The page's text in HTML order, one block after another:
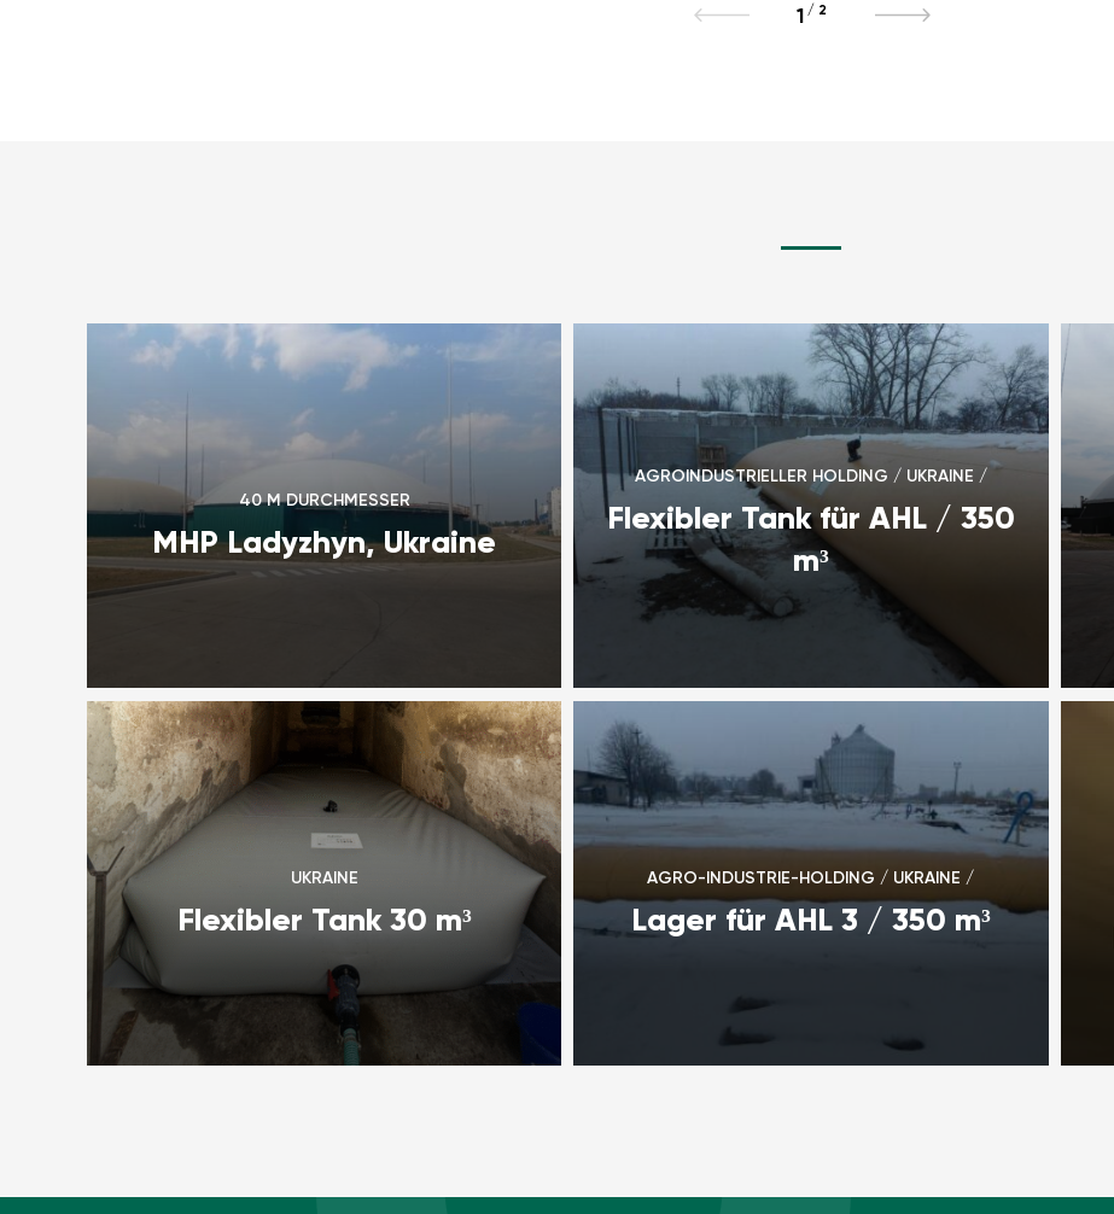
1/ 2
40 M DURCHMESSER
MHP Ladyzhyn, Ukraine
AGROINDUSTRIELLER HOLDING / UKRAINE /
Flexibler Tank für AHL / 350
m³
UKRAINE
Flexibler Tank 30 m³
AGRO-INDUSTRIE-HOLDING / UKRAINE /
Lager für AHL 3 / 350 m³